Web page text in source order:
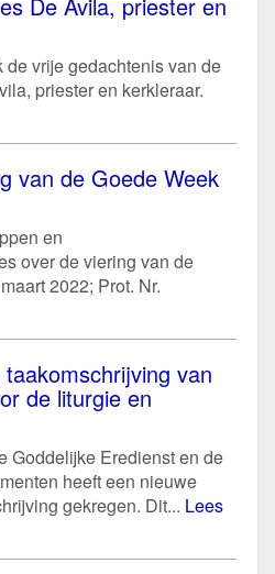
de vrije gedachtenis van de
priester en kerkleraar.
van de Goede Week
en
over de viering van de
2022; Prot. Nr.
van
de liturgie en
Goddelijke Eredienst en de
heeft een nieuwe
gekregen. Dit... Lees